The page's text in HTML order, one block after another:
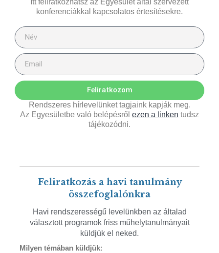
konferenciákkal kapcsolatos értesítésekre.
Feliratkozom
Rendszeres hírlevelünket tagjaink kapják meg.
Az Egyesületbe való belépésről ezen a linken tudsz
tájékozódni.
Feliratkozás a havi tanulmány
összefoglalónkra
Havi rendszerességű levelünkben az általad
választott programok friss műhelytanulmányait
küldjük el neked.
Milyen témában küldjük: